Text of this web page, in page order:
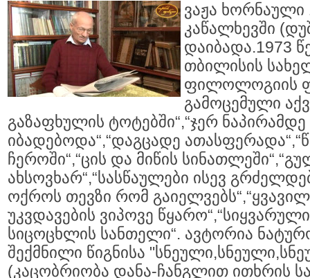
ვაჟა
კაწალხევში
დაიბადა.1973
თბილისის
ფილოლოგიის
გამოცემული
გაზაფხულის ტოტებში“,“ჯერ
იბადებოდა“,“დაგცადე
ჩეროში“,“ცის და მიწის
ახსოვხარ“,“სასწაულები ისევ
ოქროს თევზი რომ
უკვდავების ვიპოვე
სიცოცხლის სანთელი“. ავტორია
შექმნილი წიგნისა
(კაცობრიობა დანა-ჩანგლით ითხრის